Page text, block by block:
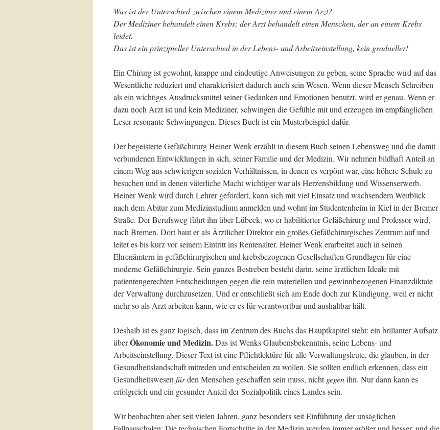
Was ist der Unterschied zwischen einem Mediziner und einem Arzt?
Der Mediziner behandelt einen Krebs; der Arzt behandelt einen Menschen, der an einem Krebs
leidet.
Das ist ein prinzipieller Unterschied in der Lebens- und Arbeitseinstellung, kein gradueller!
Ein Chirurg ist gewohnt, knappe und eindeutige Anweisungen zu geben, seine Sprache wird auf das
Wesentliche reduziert und charakterisiert dadurch auch sein Wesen. Wenn dieser Mensch Schreiben
als ein wichtiges Ausdrucksmittel seiner Gedanken und Emotionen benutzt, wird er genau. Wenn er
dazu noch Arzt ist und kein Mediziner, schwingen die Gefühle mit und erzeugen im empfänglichen
Leser resonante Schwingungen. Dieses Buch ist ein Musterbeispiel dafür.
Der begeisterte Gefäßchirurg Heiner Wenk erzählt in diesem Buch seinen Lebensweg und die damit
verbundenen Entwicklungen in sich, seiner Familie und der Medizin. Wir nehmen bildhaft Anteil an
einem Weg aus schwierigen sozialen Verhältnissen, in denen es verpönt war, eine höhere Schule zu
besuchen und in denen väterliche Macht wichtiger war als Herzensbildung und Wissenserwerb.
Heiner Wenk wird durch Lehrer gefördert, kann sich mit viel Einsatz und wachsendem Weitblick
nach dem Abitur zum Medizinstudium anmelden und wohnt im Studentenheim in Kiel in der Bremer
Straße. Der Berufsweg führt ihn über Lübeck, wo er habilitierter Gefäßchirurg und Professor wird,
nach Bremen. Dort baut er als Ärztlicher Direktor ein großes Gefäßchirurgisches Zentrum auf und
leitet es bis kurz vor seinem Eintritt ins Rentenalter. Heiner Wenk erarbeitet auch in seinen
Ehrenämtern in gefäßchirurgischen und krebsbezogenen Gesellschaften Grundlagen für eine
moderne Gefäßchirurgie. Sein ganzes Bestreben besteht darin, seine ärztlichen Ideale mit
patientengerechten Entscheidungen gegen die rein materiellen und gewinnbezogenen Finanzdiktate
der Verwaltung durchzusetzen. Und er entschließt sich am Ende doch zur Kündigung, weil er nicht
mehr so als Arzt arbeiten kann, wie er es für verantwortbar und aushaltbar hält.
Deshalb ist es ganz logisch, dass im Zentrum des Buchs das Hauptkapitel steht: ein brillanter Aufsatz
überÖkonomie und Medizin.Das ist Wenks Glaubensbekenntnis, seine Lebens- und
Arbeitseinstellung. Dieser Text ist eine Pflichtlektüre für alle Verwaltungsleute, die glauben, in der
Gesundheitslandschaft mitreden und entscheiden zu wollen. Sie sollten endlich erkennen, dass ein
Gesundheitswesen fürden Menschen geschaffen sein muss, nichtgegenihn. Nur dann kann es
erfolgreich und ein gesunder Anteil der Sozialpolitik eines Landes sein.
Wir beobachten aber seit vielen Jahren, ganz besonders seit Einführung der unsäglichen